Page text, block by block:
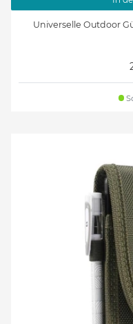
Universelle Outdoor